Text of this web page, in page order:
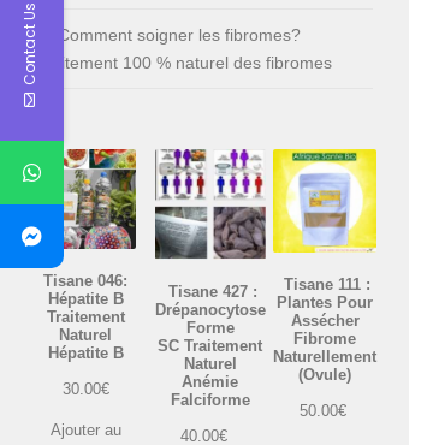
Comment soigner les fibromes?
Traitement 100 % naturel des fibromes
Tisane 046:
Hépatite B
Traitement
Naturel
Hépatite B
30.00€
Ajouter au
Tisane 427 :
Drépanocytose
Forme
SC Traitement
Naturel
Anémie
Falciforme
40.00€
Tisane 111 :
Plantes Pour
Assécher
Fibrome
Naturellement
(Ovule)
50.00€
Contact Us